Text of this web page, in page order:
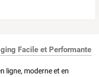
Facile et Performante
ligne, moderne et en